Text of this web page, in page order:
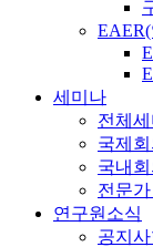
세미나
전체
국제회
국내회
전문
연구원소식
공지